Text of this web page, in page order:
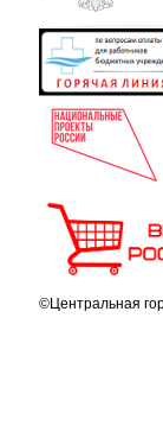
©Центральная